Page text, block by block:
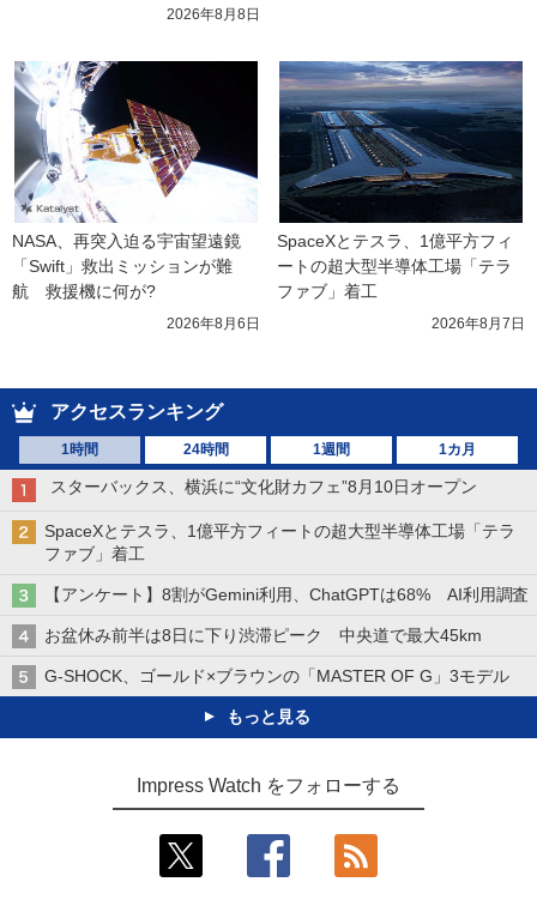
2026年8月8日
NASA、再突入迫る宇宙望遠鏡
「Swift」救出ミッションが難
航　救援機に何が?
2026年8月6日
SpaceXとテスラ、1億平方フィ
ートの超大型半導体工場「テラ
ファブ」着工
2026年8月7日
アクセスランキング
1時間 24時間 1週間 1カ月
スターバックス、横浜に“文化財カフェ”8月10日オープン
SpaceXとテスラ、1億平方フィートの超大型半導体工場「テラ
ファブ」着工
【アンケート】8割がGemini利用、ChatGPTは68% AI利用調査
お盆休み前半は8日に下り渋滞ピーク 中央道で最大45km
G-SHOCK、ゴールド×ブラウンの「MASTER OF G」3モデル
もっと見る
Impress Watch をフォローする